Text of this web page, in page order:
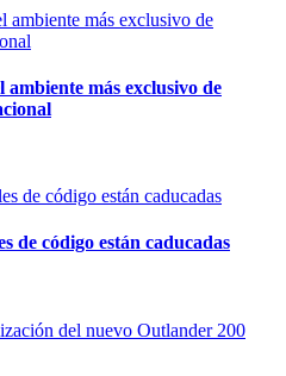
más exclusivo de
de código están caducadas